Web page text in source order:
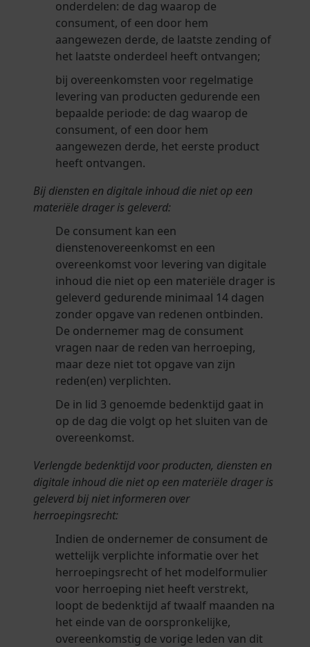
onderdelen: de dag waarop de
consument, of een door hem
aangewezen derde, de laatste zending of
het laatste onderdeel heeft ontvangen;
bij overeenkomsten voor regelmatige
levering van producten gedurende een
bepaalde periode: de dag waarop de
consument, of een door hem
aangewezen derde, het eerste product
heeft ontvangen.
Bij diensten en digitale inhoud die niet op een
materiële drager is geleverd:
De consument kan een
dienstenovereenkomst en een
overeenkomst voor levering van digitale
inhoud die niet op een materiële drager is
geleverd gedurende minimaal 14 dagen
zonder opgave van redenen ontbinden.
De ondernemer mag de consument
vragen naar de reden van herroeping,
maar deze niet tot opgave van zijn
reden(en) verplichten.
De in lid 3 genoemde bedenktijd gaat in
op de dag die volgt op het sluiten van de
overeenkomst.
Verlengde bedenktijd voor producten, diensten en
digitale inhoud die niet op een materiële drager is
geleverd bij niet informeren over
herroepingsrecht:
Indien de ondernemer de consument de
wettelijk verplichte informatie over het
herroepingsrecht of het modelformulier
voor herroeping niet heeft verstrekt,
loopt de bedenktijd af twaalf maanden na
het einde van de oorspronkelijke,
overeenkomstig de vorige leden van dit